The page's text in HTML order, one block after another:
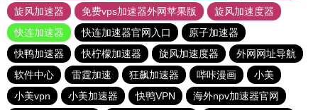
旋风加速器
免费vps加速器外网苹果版
旋风加速度器
快连加速器
快连加速器官网入口
原子加速器
快鸭加速器
快柠檬加速器 旋风加速度器
外网网址导航
软件中心
雷霆加速 狂飙加速器 哔咔漫画
小美
小美vpn
小美加速器 快鸭VPN 海外npv加速器官网